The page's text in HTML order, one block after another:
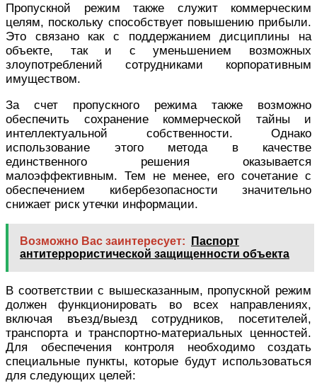
Пропускной режим также служит коммерческим
целям, поскольку способствует повышению прибыли.
Это связано как с поддержанием дисциплины на
объекте, так и с уменьшением возможных
злоупотреблений сотрудниками корпоративным
имуществом.
За счет пропускного режима также возможно
обеспечить сохранение коммерческой тайны и
интеллектуальной собственности. Однако
использование этого метода в качестве
единственного решения оказывается
малоэффективным. Тем не менее, его сочетание с
обеспечением кибербезопасности значительно
снижает риск утечки информации.
Возможно Вас заинтересует:
Паспорт
антитеррористической защищенности объекта
В соответствии с вышесказанным, пропускной режим
должен функционировать во всех направлениях,
включая въезд/выезд сотрудников, посетителей,
транспорта и транспортно-материальных ценностей.
Для обеспечения контроля необходимо создать
специальные пункты, которые будут использоваться
для следующих целей: